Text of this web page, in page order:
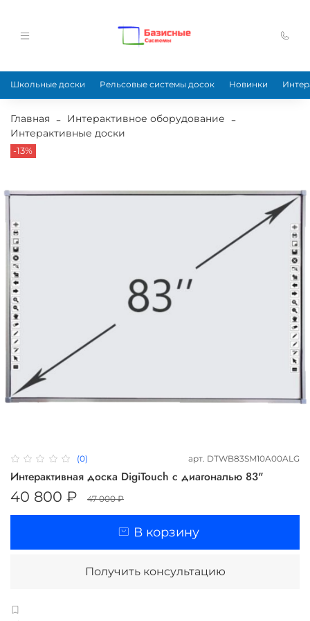
Школьные доски Рельсовые системы досок Новинки
Главная
Интерактивное оборудование
Интерактивные доски
-13%
(0) арт. DTWB83SM10A00ALG
Интерактивная доска DigiTouch с диагональю 83"
40 800 ₽ 47 000 ₽
В корзину
Получить консультацию